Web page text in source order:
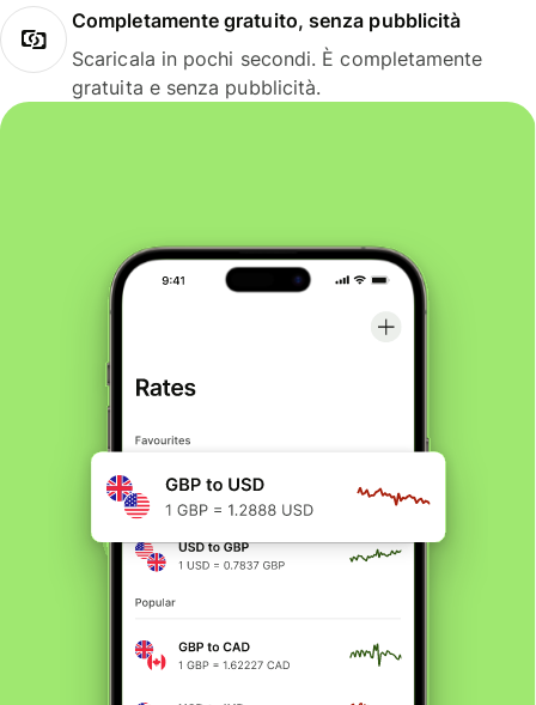
Completamente gratuito, senza pubblicità
Scaricala in pochi secondi. È completamente
gratuita e senza pubblicità.